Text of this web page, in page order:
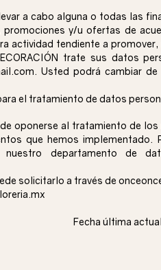
a cabo alguna o todas las
y/u ofertas de
actividad tendiente a
trate sus datos
. Usted podrá cambiar
el tratamiento de datos
oponerse al tratamiento de
que hemos implementado.
departamento de
solicitarlo a través de
Fecha última